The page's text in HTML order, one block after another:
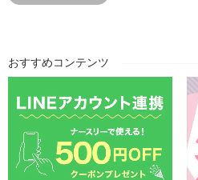
おすすめコンテンツ